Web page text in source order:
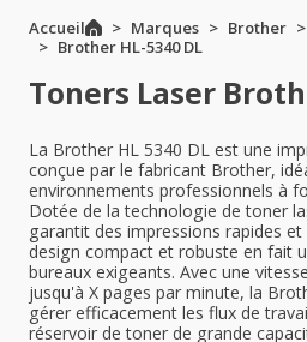
Accueil Marques Brother
Brother HL-5340 DL
Toners Laser
La Brother HL 5340 DL est une
conçue par le fabricant Brother,
environnements professionnels à
Dotée de la technologie de toner
garantit des impressions rapides
design compact et robuste en fait
bureaux exigeants. Avec une
jusqu'à X pages par minute, la
gérer efficacement les flux de
réservoir de toner de grande